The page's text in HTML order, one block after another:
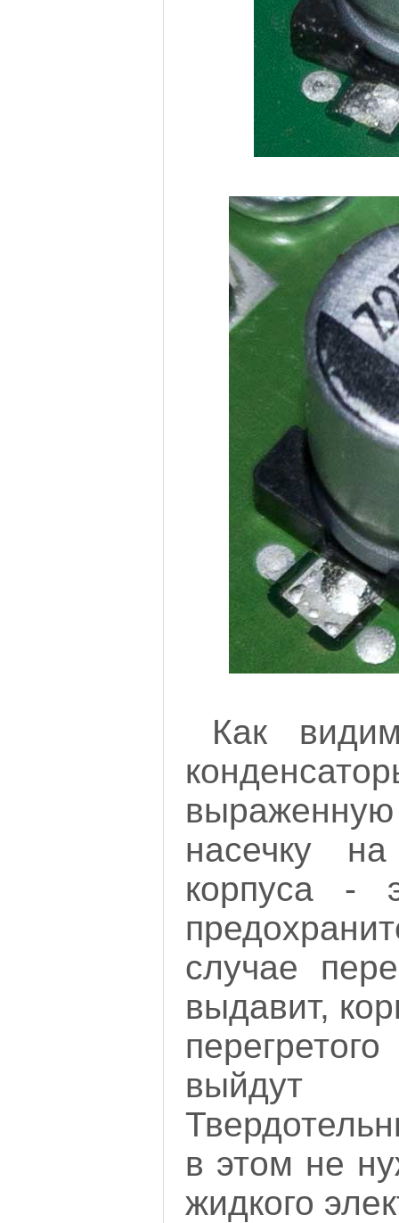
Как
насечку
корпуса -
случае
выдавит,
в этом не
жидкого